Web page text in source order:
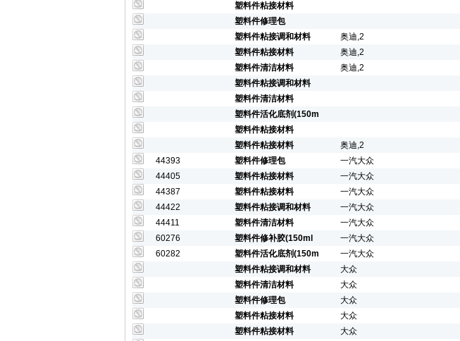
塑料件粘接材料
塑料件修理包
塑料件粘接调和材料
奥迪,2
塑料件粘接材料
奥迪,2
塑料件清洁材料
奥迪,2
塑料件粘接调和材料
塑料件清洁材料
塑料件活化底剂(150m
塑料件粘接材料
塑料件粘接材料
奥迪,2
44393
塑料件修理包 一汽大众
44405
塑料件粘接材料 一汽大众
44387
塑料件粘接材料 一汽大众
44422
塑料件粘接调和材料 一汽大众
44411
塑料件清洁材料 一汽大众
60276
塑料件修补胶(150ml 一汽大众
60282
塑料件活化底剂(150m 一汽大众
塑料件粘接调和材料
大众
塑料件清洁材料
大众
塑料件修理包
大众
塑料件粘接材料
大众
塑料件粘接材料
大众